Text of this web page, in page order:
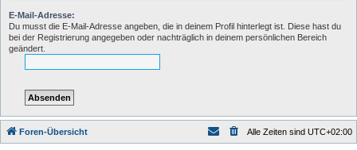
E-Mail-Adresse:
Du musst die E-Mail-Adresse angeben, die in deinem Profil hinterlegt ist. Diese hast du
bei der Registrierung angegeben oder nachträglich in deinem persönlichen Bereich
geändert.
Foren-Übersicht Alle Zeiten sind UTC+02:00